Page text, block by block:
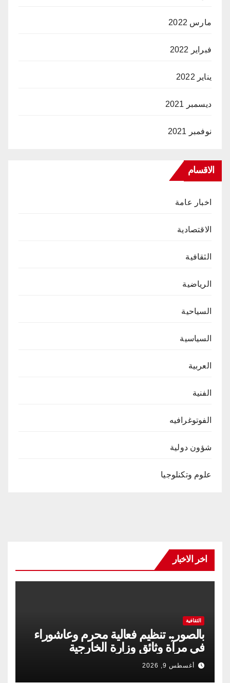
مارس 2022
فبراير 2022
يناير 2022
ديسمبر 2021
نوفمبر 2021
الاقسام
اخبار عامة
الاقتصادية
الثقافية
الرياضية
السياحية
السياسية
العربية
الفنية
الفوتوغرافيه
شؤون دولية
علوم وتكنلوجيا
اخر الاخبار
الثقافية
بالصور.. تنظيم فعالية محرم وعاشوراء
في مرآة وثائق وزارة الخارجية
أغسطس 9, 2026